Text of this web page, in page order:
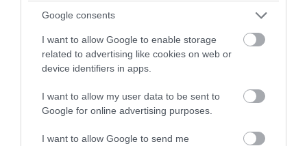
Google consents
I want to allow Google to enable storage
related to advertising like cookies on web or
device identifiers in apps.
I want to allow my user data to be sent to
Google for online advertising purposes.
I want to allow Google to send me